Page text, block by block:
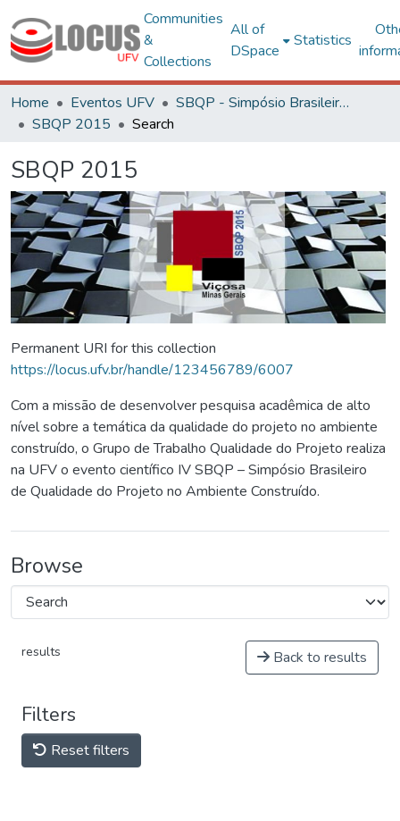
Communities
&
Collections
All of
DSpace
Statistics
Home Eventos UFV
SBQP - Simpósio Brasileiro de Qualidade do Projeto no Ambiente Construído
SBQP 2015
Search
SBQP 2015
Permanent URI for this collection
https://locus.ufv.br/handle/123456789/6007
Com a missão de desenvolver pesquisa acadêmica de alto
nível sobre a temática da qualidade do projeto no ambiente
construído, o Grupo de Trabalho Qualidade do Projeto realiza
na UFV o evento científico IV SBQP – Simpósio Brasileiro
de Qualidade do Projeto no Ambiente Construído.
Browse
results Back to results
Filters
Reset filters